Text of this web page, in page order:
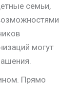
семьи,
могут
Прямо